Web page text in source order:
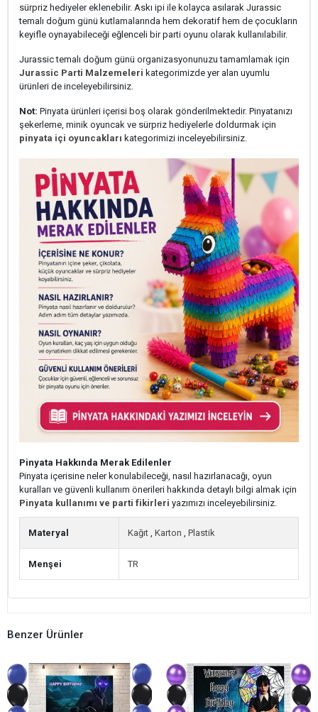
sürpriz hediyeler eklenebilir. Askı ipi ile kolayca asılarak Jurassic
temalı doğum günü kutlamalarında hem dekoratif hem de çocukların
keyifle oynayabileceği eğlenceli bir parti oyunu olarak kullanılabilir.
Jurassic temalı doğum günü organizasyonunuzu tamamlamak için
Jurassic Parti Malzemeleri kategorimizde yer alan uyumlu
ürünleri de inceleyebilirsiniz.
Not: Pinyata ürünleri içerisi boş olarak gönderilmektedir. Pinyatanızı
şekerleme, minik oyuncak ve sürpriz hediyelerle doldurmak için
pinyata içi oyuncakları kategorimizi inceleyebilirsiniz.
Pinyata Hakkında Merak Edilenler
Pinyata içerisine neler konulabileceği, nasıl hazırlanacağı, oyun
kuralları ve güvenli kullanım önerileri hakkında detaylı bilgi almak için
Pinyata kullanımı ve parti fikirleri yazımızı inceleyebilirsiniz.
Materyal Kağıt , Karton , Plastik
Menşei TR
Benzer Ürünler